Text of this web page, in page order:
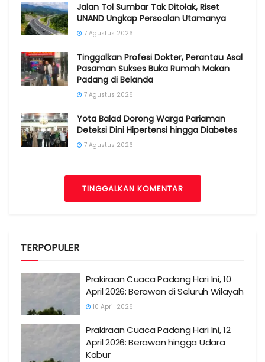
Jalan Tol Sumbar Tak Ditolak, Riset
UNAND Ungkap Persoalan Utamanya
7 Agustus 2026
Tinggalkan Profesi Dokter, Perantau Asal
Pasaman Sukses Buka Rumah Makan
Padang di Belanda
7 Agustus 2026
Yota Balad Dorong Warga Pariaman
Deteksi Dini Hipertensi hingga Diabetes
7 Agustus 2026
TINGGALKAN KOMENTAR
TERPOPULER
Prakiraan Cuaca Padang Hari Ini, 10
April 2026: Berawan di Seluruh Wilayah
10 April 2026
Prakiraan Cuaca Padang Hari Ini, 12
April 2026: Berawan hingga Udara
Kabur